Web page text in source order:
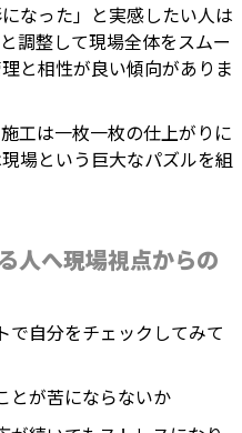
なった」と実感したい人は
調整して現場全体をスムー
と相性が良い傾向がありま
工は一枚一枚の仕上がりに
場という巨大なパズルを組
人へ現場視点からの
で自分をチェックしてみて
とが苦にならないか